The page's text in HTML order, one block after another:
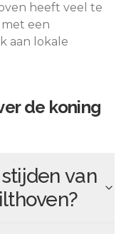
heeft veel te
een
aan lokale
de koning
van
?